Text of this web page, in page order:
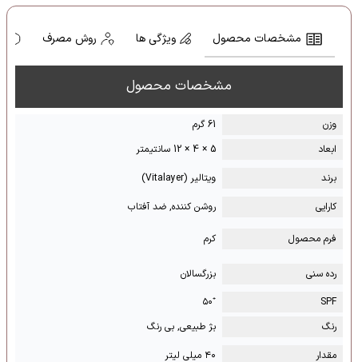
مشخصات محصول ویژگی ها روش مصرف
مشخصات محصول
وزن
61 گرم
ابعاد
5 × 4 × 12 سانتیمتر
برند
ویتالیر (Vitalayer)
کارایی
روشن کننده, ضد آفتاب
فرم محصول کرم
رده سنی
بزرگسالان
SPF
⁺۵۰
رنگ
بژ طبیعی, بی رنگ
مقدار
۴۰ میلی لیتر